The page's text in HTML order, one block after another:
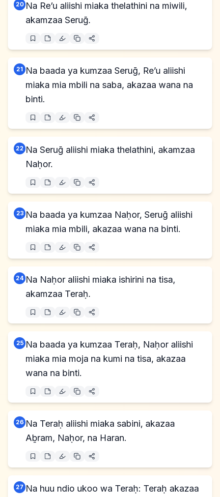
20 Na Re’u aliishi miaka thelathini na miwili,
akamzaa Seruḡ.
21 Na baada ya kumzaa Seruḡ, Re’u aliishi
miaka mia mbili na saba, akazaa wana na
binti.
22 Na Seruḡ aliishi miaka thelathini, akamzaa
Naḥor.
23 Na baada ya kumzaa Naḥor, Seruḡ aliishi
miaka mia mbili, akazaa wana na binti.
24 Na Naḥor aliishi miaka ishirini na tisa,
akamzaa Teraḥ.
25 Na baada ya kumzaa Teraḥ, Naḥor aliishi
miaka mia moja na kumi na tisa, akazaa
wana na binti.
26 Na Teraḥ aliishi miaka sabini, akazaa
Aḇram, Naḥor, na Haran.
27 Na huu ndio ukoo wa Teraḥ: Teraḥ akazaa